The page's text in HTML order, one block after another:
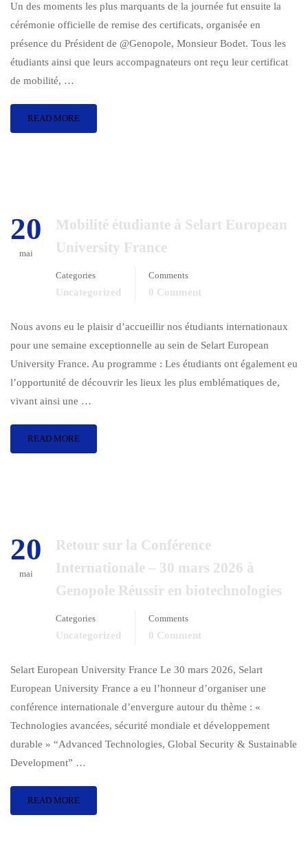
Un des moments les plus marquants de la journée fut ensuite la
cérémonie officielle de remise des certificats, organisée en
présence du Président de @Genopole, Monsieur Bodet. Tous les
étudiants ainsi que leurs accompagnateurs ont reçu leur certificat
de mobilité, …
READ MORE
20
mai
Mobilité étudiante à Selart European
University France
Categories
Uncategorized
Comments
0 Comment
Nous avons eu le plaisir d’accueillir nos étudiants internationaux
pour une semaine exceptionnelle au sein de Selart European
University France. Au programme : Les étudiants ont également eu
l’opportunité de découvrir les lieux les plus emblématiques de,
vivant ainsi une …
READ MORE
20
mai
Retour sur la Conférence
Internationale – 30 mars 2026 à
Genopole Réussir en biotechnologies
Categories
Uncategorized
Comments
0 Comment
Selart European University France Le 30 mars 2026, Selart
European University France a eu l’honneur d’organiser une
conférence internationale d’envergure autour du thème : «
Technologies avancées, sécurité mondiale et développement
durable » “Advanced Technologies, Global Security & Sustainable
Development” …
READ MORE